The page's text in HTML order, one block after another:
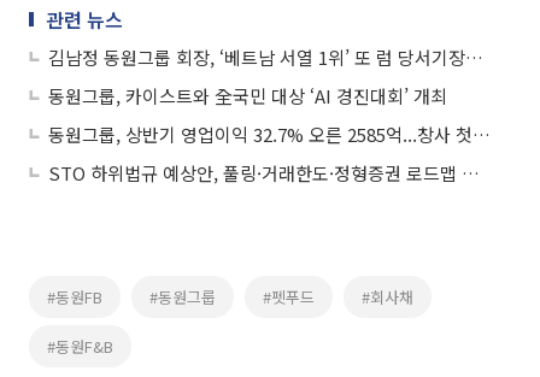
관련 뉴스
김남정 동원그룹 회장, ‘베트남 서열 1위’ 또 럼 당서기장과 만나
동원그룹, 카이스트와 全국민 대상 ‘AI 경진대회’ 개최
동원그룹, 상반기 영업이익 32.7% 오른 2585억...창사 첫 중간배당
STO 하위법규 예상안, 풀링·거래한도·정형증권 로드맵 제시
#동원FB #동원그룹 #펫푸드 #회사채
#동원F&B